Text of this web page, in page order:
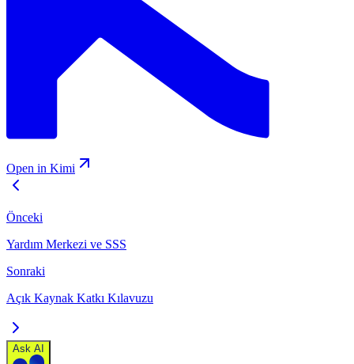
Open in Kimi
Önceki
Yardım Merkezi ve SSS
Sonraki
Açık Kaynak Katkı Kılavuzu
Ask AI